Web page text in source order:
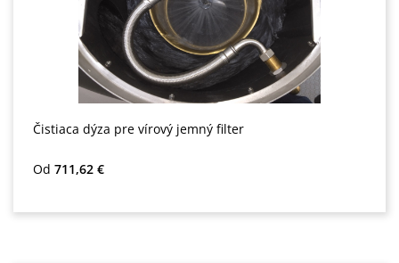
Čistiaca dýza pre vírový jemný filter
Bežná cena:
Od 711,62 €